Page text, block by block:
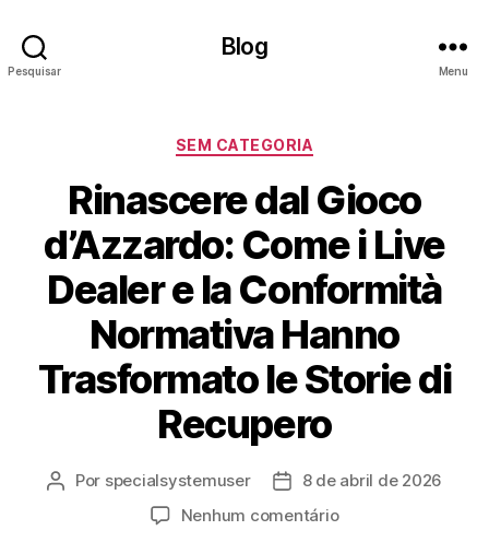
Pesquisar
Blog
Menu
Categorias
SEM CATEGORIA
Rinascere dal Gioco
d’Azzardo: Come i Live
Dealer e la Conformità
Normativa Hanno
Trasformato le Storie di
Recupero
Autor
Por specialsystemuser
Data8 de abril de 2026
Nenhum comentárioem